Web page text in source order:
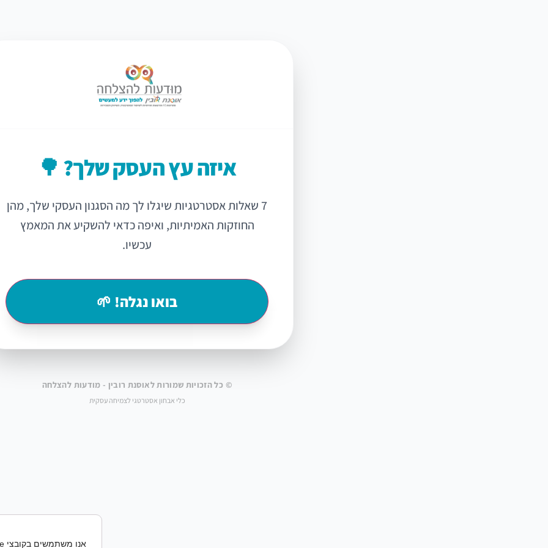
איזה עץ העסק שלך? 🌳
7 שאלות אסטרטגיות שיגלו לך מה הסגנון העסקי שלך, מהן
החוזקות האמיתיות, ואיפה כדאי להשקיע את המאמץ
עכשיו.
בואו נגלה! 🌱
© כל הזכויות שמורות לאוסנת רובין - מודעות להצלחה
כלי אבחון אסטרטגי לצמיחה עסקית